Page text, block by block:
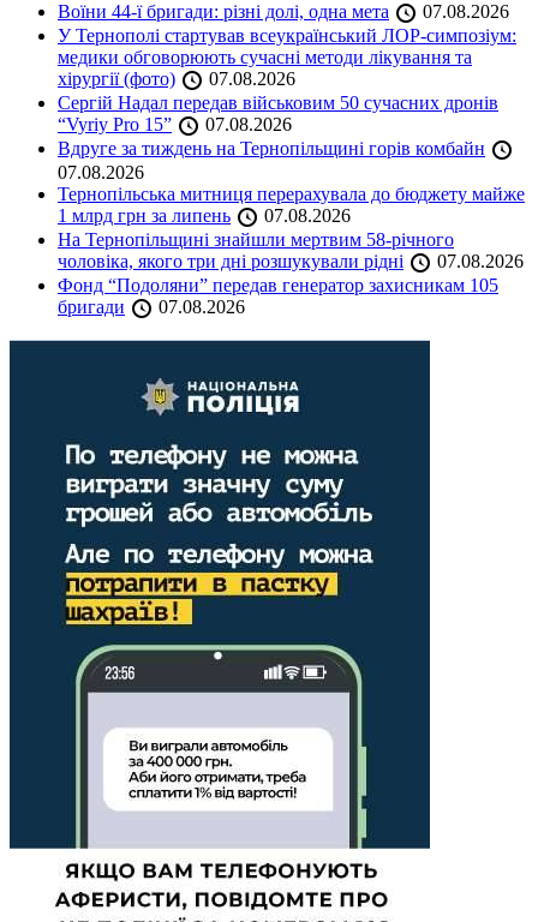
Воїни 44-ї бригади: різні долі, одна мета
07.08.2026
У Тернополі стартував всеукраїнський ЛОР-симпозіум:
медики обговорюють сучасні методи лікування та
хірургії (фото)
07.08.2026
Сергій Надал передав військовим 50 сучасних дронів
“Vyriy Pro 15”
07.08.2026
Вдруге за тиждень на Тернопільщині горів комбайн
07.08.2026
Тернопільська митниця перерахувала до бюджету майже
1 млрд грн за липень
07.08.2026
На Тернопільщині знайшли мертвим 58-річного
чоловіка, якого три дні розшукували рідні
07.08.2026
Фонд “Подоляни” передав генератор захисникам 105
бригади
07.08.2026